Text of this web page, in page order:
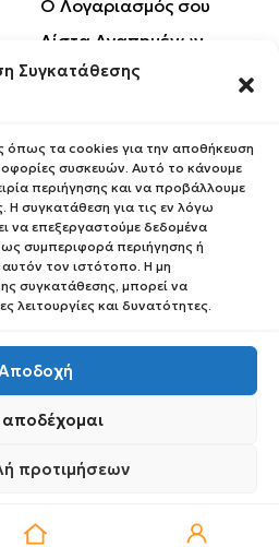
Συγκατάθεσης
όπως τα cookies για την αποθήκευση
συσκευών. Αυτό το κάνουμε
περιήγησης και να προβάλλουμε
Η συγκατάθεση για τις εν λόγω
να επεξεργαστούμε δεδομένα
συμπεριφορά περιήγησης ή
τον ιστότοπο. Η μη
συγκατάθεσης, μπορεί να
λειτουργίες και δυνατότητες.
προτιμήσεων
Ο Λογαριασμός σου
Λίστα Αγαπημένων
Οι Παραγγελίες σου
Κέρδισε Κουπόνι
Έκπτωσης
Withdrawal